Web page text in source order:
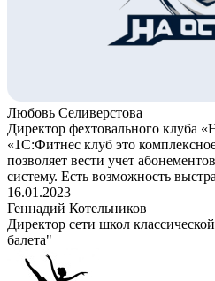
Любовь Селиверстова
Директор фехтовального клуба
«1С:Фитнес клуб это
позволяет вести учет
систему. Есть возможность
16.01.2023
Геннадий Котельников
Директор сети школ
балета"